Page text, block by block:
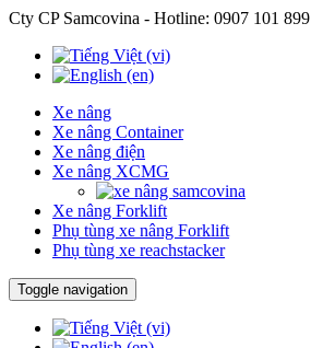
Cty CP Samcovina - Hotline: 0907 101 899
Xe nâng
Xe nâng Container
Xe nâng điện
Xe nâng XCMG
Xe nâng Forklift
Phụ tùng xe nâng Forklift
Phụ tùng xe reachstacker
Toggle navigation